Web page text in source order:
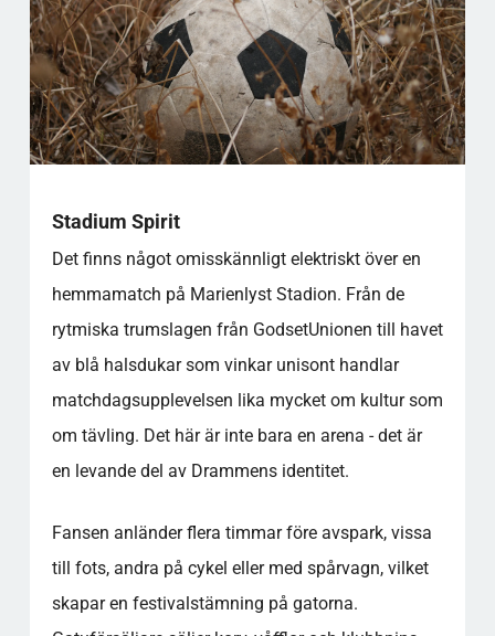
Stadium Spirit
Det finns något omisskännligt elektriskt över en
hemmamatch på Marienlyst Stadion. Från de
rytmiska trumslagen från GodsetUnionen till havet
av blå halsdukar som vinkar unisont handlar
matchdagsupplevelsen lika mycket om kultur som
om tävling. Det här är inte bara en arena - det är
en levande del av Drammens identitet.
Fansen anländer flera timmar före avspark, vissa
till fots, andra på cykel eller med spårvagn, vilket
skapar en festivalstämning på gatorna.